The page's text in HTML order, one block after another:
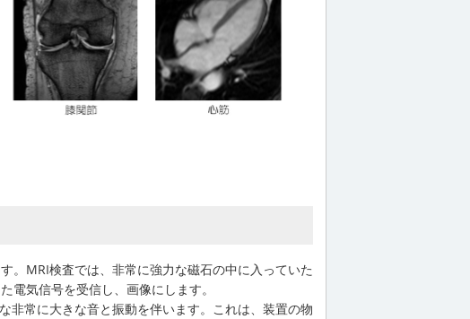
。MRI検査では、非常に強力な磁石の中に入っていた
電気信号を受信し、画像にします。
非常に大きな音と振動を伴います。これは、装置の物